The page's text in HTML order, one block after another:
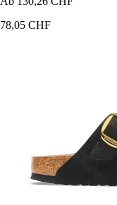
78,05 CHF